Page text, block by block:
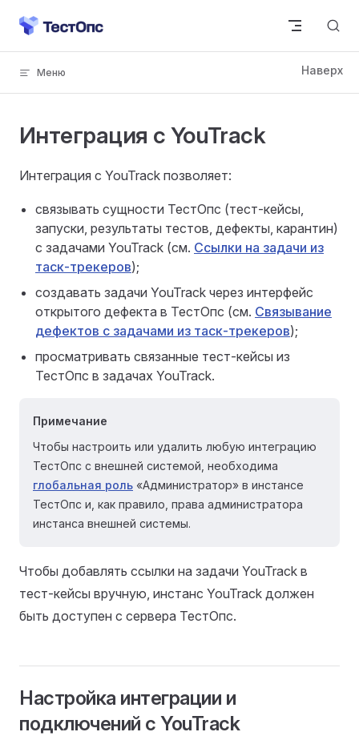
Skip to content
Интеграция с YouTrack
Интеграция с YouTrack позволяет:
связывать сущности ТестОпс (тест-кейсы,
запуски, результаты тестов, дефекты, карантин)
с задачами YouTrack (см. Ссылки на задачи из
таск-трекеров);
создавать задачи YouTrack через интерфейс
открытого дефекта в ТестОпс (см. Связывание
дефектов с задачами из таск-трекеров);
просматривать связанные тест-кейсы из
ТестОпс в задачах YouTrack.
Примечание
Чтобы настроить или удалить любую интеграцию
ТестОпс с внешней системой, необходима
глобальная роль «Администратор» в инстансе
ТестОпс и, как правило, права администратора
инстанса внешней системы.
Чтобы добавлять ссылки на задачи YouTrack в
тест-кейсы вручную, инстанс YouTrack должен
быть доступен с сервера ТестОпс.
Настройка интеграции и
подключений с YouTrack